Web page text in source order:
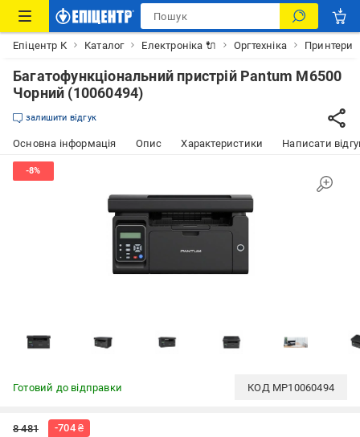
Епіцентр К Каталог Електроніка 🔌 Оргтехніка Принтери
Багатофункціональний пристрій Pantum M6500
Чорний (10060494)
залишити відгук
Основна інформація Опис Характеристики Написати
Готовий до відправки КОД MP10060494
8 481 -704₴